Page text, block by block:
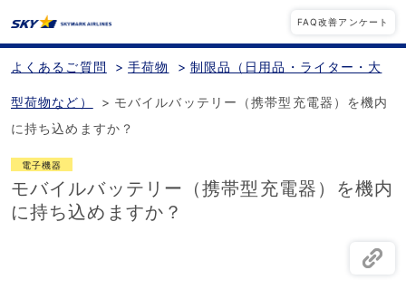
FAQ改善アンケート
よくあるご質問 > 手荷物 > 制限品（日用品・ライター・大
型荷物など） > モバイルバッテリー（携帯型充電器）を機内
に持ち込めますか？
電子機器
モバイルバッテリー（携帯型充電器）を機内
に持ち込めますか？